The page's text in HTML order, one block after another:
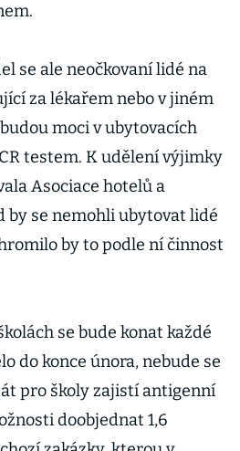
se ale neočkovaní lidé na
za lékařem nebo v jiném
moci v ubytovacích
testem. K udělení výjimky
Asociace hotelů a
by se nemohli ubytovat lidé
by to podle ní činnost
se bude konat každé
do konce února, nebude se
pro školy zajistí antigenní
doobjednat 1,6